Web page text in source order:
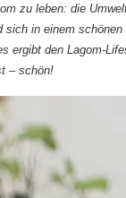
zu leben: die
in einem
ergibt den Lagom-
– schön!